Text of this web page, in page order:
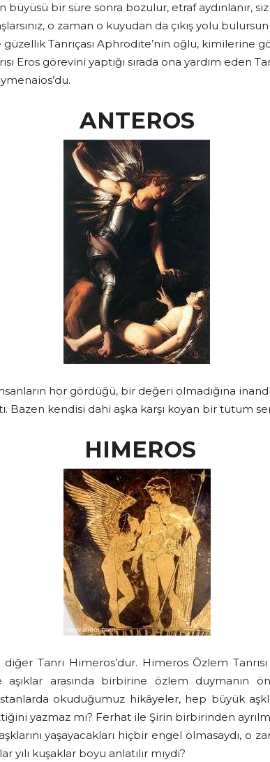
büyüsü bir süre sonra bozulur, etraf aydınlanır,
o zaman o kuyudan da çıkış yolu
Tanrıçası Aphrodite’nin oğlu, kimilerine
Eros görevini yaptığı sırada ona yardım eden
ANTEROS
hor gördüğü, bir değeri olmadığına
Bazen kendisi dahi aşka karşı koyan bir tutum
HIMEROS
diğer Tanrı Himeros’dur. Himeros Özlem
aşıklar arasında birbirine özlem duymanın
okuduğumuz hikâyeler, hep büyük
yazmaz mı? Ferhat ile Şirin birbirinden
yaşayacakları hiçbir engel olmasaydı, o
yılı kuşaklar boyu anlatılır mıydı?